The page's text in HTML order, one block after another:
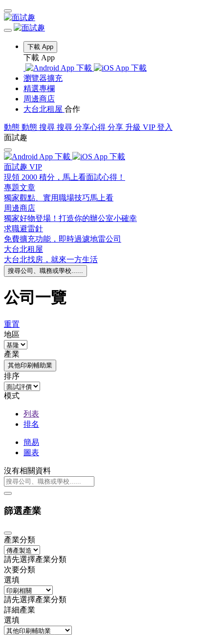
下載 App
下載 App
瀏覽器擴充
精選專欄
周邊商店
大台北租屋 合作
動態 動態 搜尋 搜尋 分享心得 分享 升級 VIP 登入
面試趣
面試趣 VIP
現領 2000 積分，馬上看面試心得！
專題文章
獨家觀點、實用職場技巧馬上看
周邊商店
獨家好物登場！打造你的辦公室小確幸
求職避雷針
免費擴充功能，即時過濾地雷公司
大台北租屋
大台北找房，就來一方生活
搜尋公司、職務或學校......
公司一覽
重置
地區
產業
其他印刷輔助業
排序
模式
列表
排名
簡易
圖表
沒有相關資料
篩選產業
產業分類
請先選擇產業分類
次要分類
選填
請先選擇產業分類
詳細產業
選填